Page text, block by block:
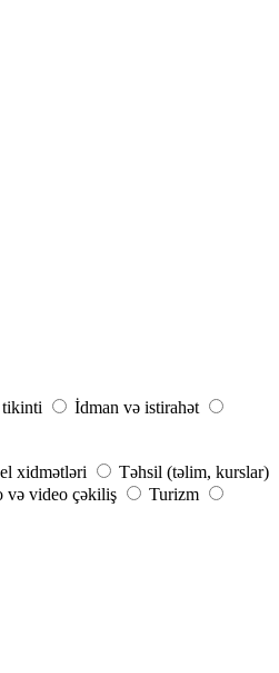
tikinti
İdman və istirahət
xidmətləri
Təhsil (təlim, kurslar)
və video çəkiliş
Turizm